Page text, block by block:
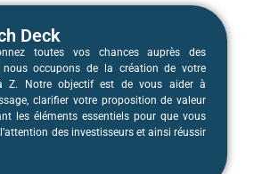
Deck
toutes vos chances auprès des
nous occupons de la création de votre
Z. Notre objectif est de vous aider à
clarifier votre proposition de valeur
les éléments essentiels pour que vous
des investisseurs et ainsi réussir